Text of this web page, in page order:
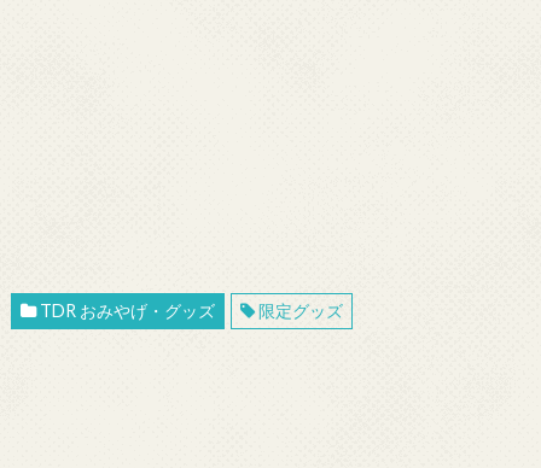
TDR おみやげ・グッズ 限定グッズ